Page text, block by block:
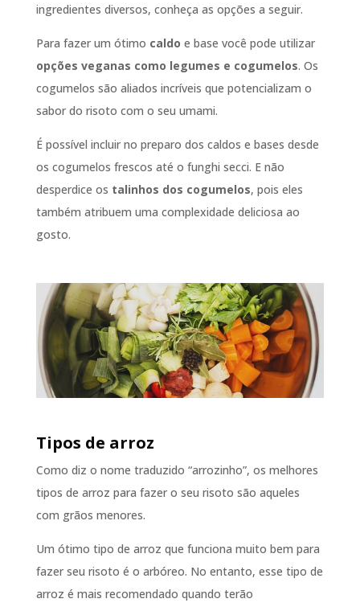
ingredientes diversos, conheça as opções a seguir.
Para fazer um ótimo caldo e base você pode utilizar
opções veganas como legumes e cogumelos. Os
cogumelos são aliados incríveis que potencializam o
sabor do risoto com o seu umami.
É possível incluir no preparo dos caldos e bases desde
os cogumelos frescos até o funghi secci. E não
desperdice os talinhos dos cogumelos, pois eles
também atribuem uma complexidade deliciosa ao
gosto.
Tipos de arroz
Como diz o nome traduzido “arrozinho”, os melhores
tipos de arroz para fazer o seu risoto são aqueles
com grãos menores.
Um ótimo tipo de arroz que funciona muito bem para
fazer seu risoto é o arbóreo. No entanto, esse tipo de
arroz é mais recomendado quando terão